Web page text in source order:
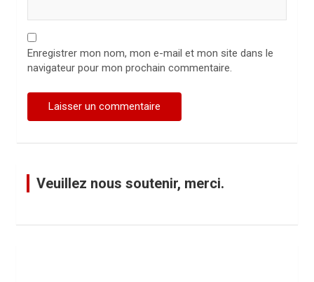
Enregistrer mon nom, mon e-mail et mon site dans le
navigateur pour mon prochain commentaire.
Veuillez nous soutenir, merci.